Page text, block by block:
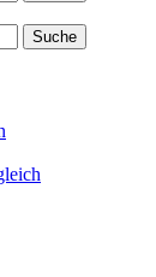
Suche